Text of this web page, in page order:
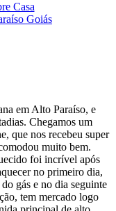
Casa
Goiás
em Alto Paraíso, e
Chegamos um
que nos recebeu super
muito bem.
foi incrível após
no primeiro dia,
gás e no dia seguinte
tem mercado logo